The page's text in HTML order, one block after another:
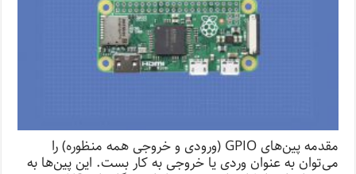
مقدمه پین‌های GPIO (ورودی و خروجی همه منظوره) را
می‌توان به عنوان وردی یا خروجی به کار بست. این پین‌ها به